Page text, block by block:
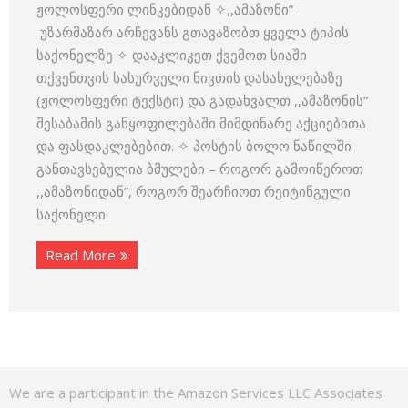
ჟოლოსფერი ლინკებიდან ✧,,ამაზონი”
უზარმაზარ არჩევანს გთავაზობთ ყველა ტიპის
საქონელზე ✧ დააკლიკეთ ქვემოთ სიაში
თქვენთვის სასურველი ნივთის დასახელებაზე
(ჟოლოსფერი ტექსტი) და გადახვალთ ,,ამაზონის“
შესაბამის განყოფილებაში მიმდინარე აქციებითა
და ფასდაკლებებით. ✧ პოსტის ბოლო ნაწილში
განთავსებულია ბმულები – როგორ გამოიწეროთ
,,ამაზონიდან”, როგორ შეარჩიოთ რეიტინგული
საქონელი
Read More
We are a participant in the Amazon Services LLC Associates